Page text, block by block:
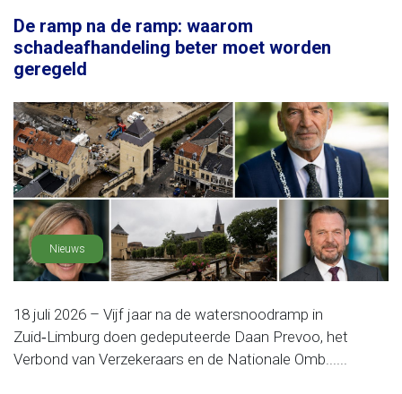
De ramp na de ramp: waarom
schadeafhandeling beter moet worden
geregeld
Nieuws
18 juli 2026 – Vijf jaar na de watersnoodramp in
Zuid‑Limburg doen gedeputeerde Daan Prevoo, het
Verbond van Verzekeraars en de Nationale Omb......